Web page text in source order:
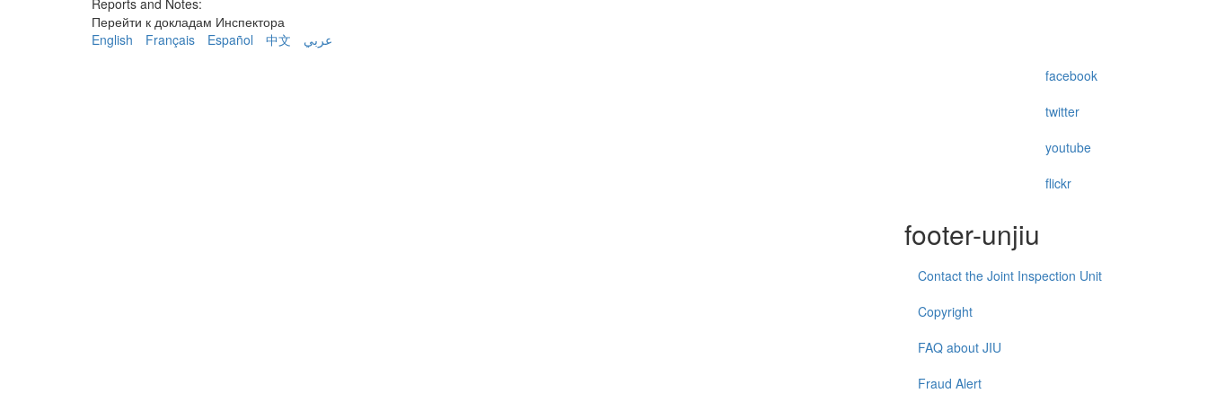
Перейти к докладам Инспектора
English
Français Español 中文
عربي
facebook
twitter
youtube
flickr
footer-unjiu
Contact the Joint Inspection Unit
Copyright
FAQ about JIU
Fraud Alert